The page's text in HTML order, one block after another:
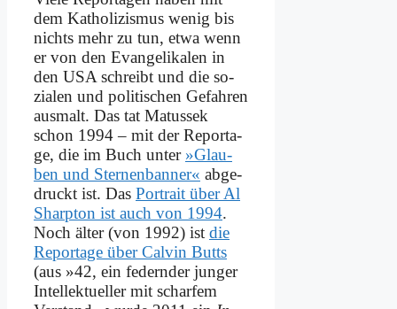
dem Ka­tho­li­zis­mus we­nig bis
nichts mehr zu tun, et­wa wenn
er von den Evan­ge­li­ka­len in
den USA schreibt und die so­
zia­len und po­li­ti­schen Ge­fah­ren
aus­malt. Das tat Ma­tus­sek
schon 1994 – mit der Re­por­ta­
ge, die im Buch un­ter »Glau­
ben und Ster­nen­ban­ner« ab­ge­
druckt ist. Das Por­trait über Al
Sharp­ton ist auch von 1994.
Noch äl­ter (von 1992) ist die
Re­por­ta­ge über Cal­vin Butts
(aus »42, ein fe­dern­der jun­ger
In­tel­lek­tu­el­ler mit schar­fem